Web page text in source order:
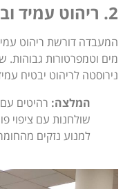
2. ריהוט עמיד ובטיחותי
המעבדה דורשת ריהוט
מים וטמפרטורות גבוהות.
נירוסטה לריהוט יבטיח
המלצה: רהיטים
שולחנות עם ציפוי
למנוע נזקים